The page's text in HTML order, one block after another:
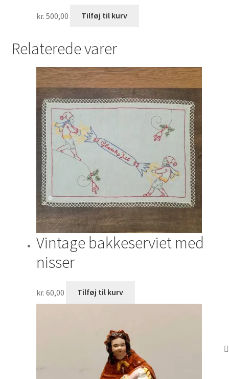
kr. 500,00 Tilføj til kurv
Relaterede varer
Vintage bakkeserviet med
nisser
kr. 60,00 Tilføj til kurv